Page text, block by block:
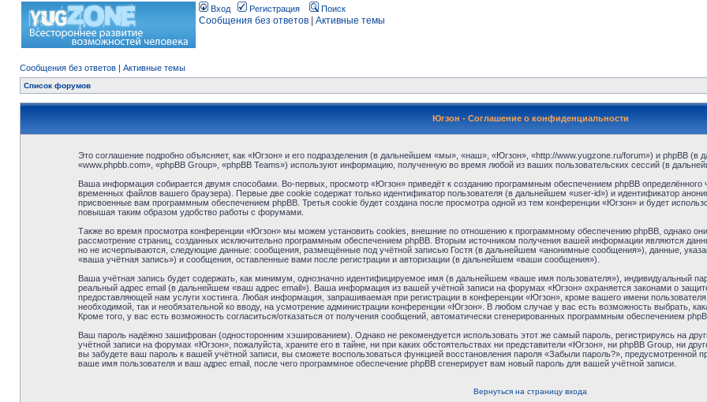
Вход Регистрация Поиск
Сообщения без ответов Активные темы
Сообщения без ответов | Активные темы
Список форумов
Югзон - Соглашение о конфиденциальности
Это соглашение подробно объясняет, как «Югзон» и его подразделения (в дальнейшем «мы», «наш», «Югзон», «http://www.yugzone.ru/forum») и phpBB (в
«www.phpbb.com», «phpBB Group», «phpBB Teams») используют информацию, полученную во время любой из ваших пользовательских сессий (в
Ваша информация собирается двумя способами. Во-первых, просмотр «Югзон» приведёт к созданию программным обеспечением phpBB
временных файлов вашего браузера). Первые две cookie содержат только идентификатор пользователя (в дальнейшем «user-id») и идентификатор
присвоенные вам программным обеспечением phpBB. Третья cookie будет создана после просмотра одной из тем конференции «Югзон» и будет
повышая таким образом удобство работы с форумами.
Также во время просмотра конференции «Югзон» мы можем установить cookies, внешние по отношению к программному обеспечению phpBB, однако они
рассмотрение страниц, созданных исключительно программным обеспечением phpBB. Вторым источником получения вашей информации являются
но не исчерпываются, следующие данные: сообщения, размещённые под учётной записью Гостя (в дальнейшем «анонимные сообщения»), данные,
«ваша учётная запись») и сообщения, оставленные вами после регистрации и авторизации (в дальнейшем «ваши сообщения»).
Ваша учётная запись будет содержать, как минимум, однозначно идентифицируемое имя (в дальнейшем «ваше имя пользователя»), индивидуальный
реальный адрес email (в дальнейшем «ваш адрес email»). Ваша информация из вашей учётной записи на форумах «Югзон» охраняется законами о
предоставляющей нам услуги хостинга. Любая информация, запрашиваемая при регистрации в конференции «Югзон», кроме вашего имени
необходимой, так и необязательной ко вводу, на усмотрение администрации конференции «Югзон». В любом случае у вас есть возможность выбрать,
Кроме того, у вас есть возможность согласиться/отказаться от получения сообщений, автоматически сгенерированных программным обеспечением
Ваш пароль надёжно зашифрован (односторонним хэшированием). Однако не рекомендуется использовать этот же самый пароль, регистрируясь на
учётной записи на форумах «Югзон», пожалуйста, храните его в тайне, ни при каких обстоятельствах ни представители «Югзон», ни phpBB Group, ни
вы забудете ваш пароль к вашей учётной записи, вы сможете воспользоваться функцией восстановления пароля «Забыли пароль?»,
ваше имя пользователя и ваш адрес email, после чего программное обеспечение phpBB сгенерирует вам новый пароль для вашей учётной записи.
Вернуться на страницу входа